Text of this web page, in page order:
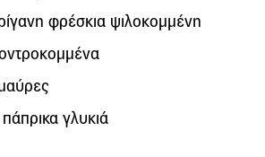
φρέσκια ψιλοκομμένη
γλυκιά